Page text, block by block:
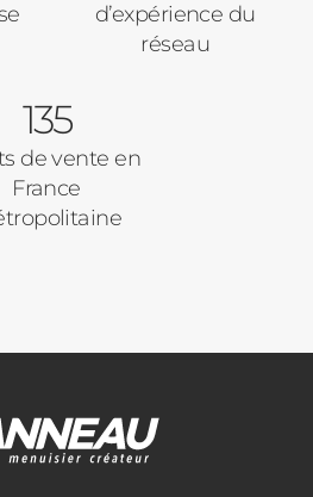
d’expérience du
réseau
135
de vente en
France